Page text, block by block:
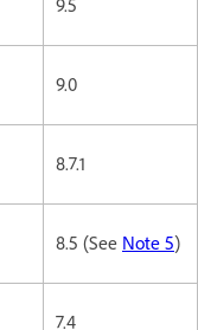
9.5
9.0
8.7.1
8.5 (See Note 5)
7.4